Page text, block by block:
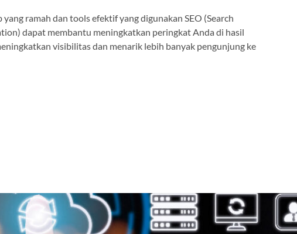
yang ramah dan tools efektif yang digunakan SEO (Search
dapat membantu meningkatkan peringkat Anda di hasil
visibilitas dan menarik lebih banyak pengunjung ke